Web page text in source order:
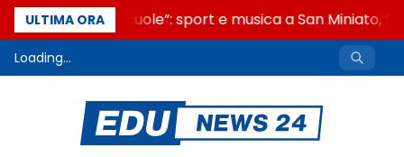
ULTIMA ORA
“Noi siamo le Scuole”: sport e musica a San Miniato,
Loading...